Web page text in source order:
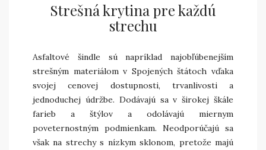
Strešná krytina pre každú
strechu
Asfaltové šindle sú napríklad najobľúbenejším
strešným materiálom v Spojených štátoch vďaka
svojej cenovej dostupnosti, trvanlivosti a
jednoduchej údržbe. Dodávajú sa v širokej škále
farieb a štýlov a odolávajú miernym
poveternostným podmienkam. Neodporúčajú sa
však na strechy s nízkym sklonom, pretože majú